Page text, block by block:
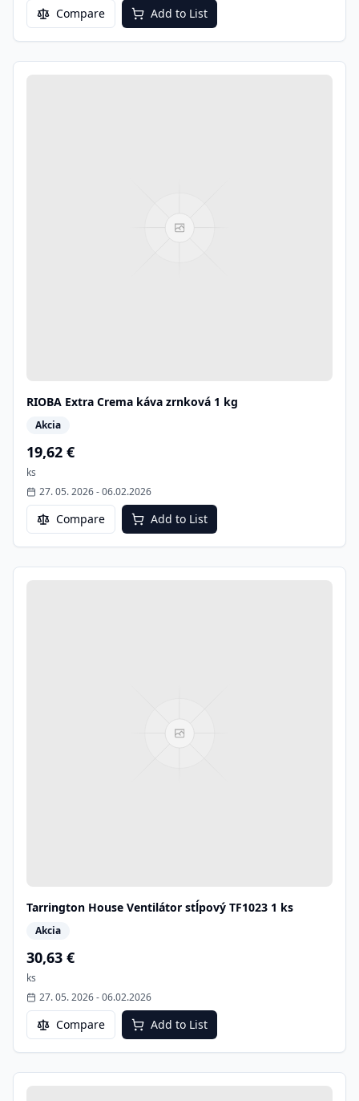
Compare Add to List
RIOBA Extra Crema káva zrnková 1 kg
Akcia
19,62 €
ks
27. 05. 2026-06.02.2026
Compare Add to List
Tarrington House Ventilátor stĺpový TF1023 1 ks
Akcia
30,63 €
ks
27. 05. 2026-06.02.2026
Compare Add to List